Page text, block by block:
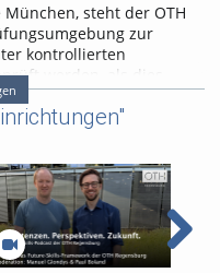
steht der OTH
zur
kontrollierten
werden, als dies
über den
EXaHM.